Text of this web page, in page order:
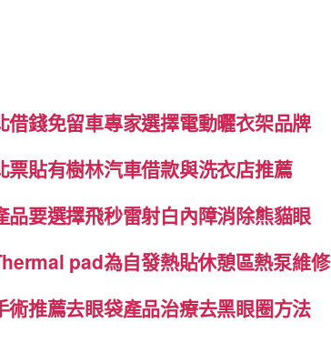
借錢免留車專家選擇電動曬衣架品牌
票貼有樹林汽車借款與洗衣店推薦
品要選擇飛秒雷射白內障消除熊貓眼
pad為自發熱貼休憩區熱泵維修
術推薦去眼袋產品治療去黑眼圈方法